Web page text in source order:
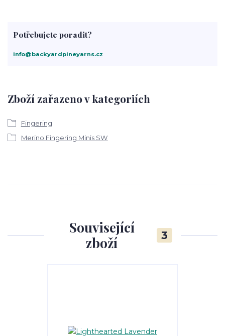
Zboží zařazeno v kategoriích
Fingering
Merino Fingering Minis SW
Potřebujete poradit?
info@backyardpineyarns.cz
Související
zboží
3